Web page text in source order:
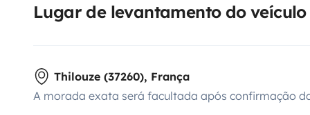
Lugar de levantamento do veículo
Thilouze (37260), França
A morada exata será facultada após confirmação